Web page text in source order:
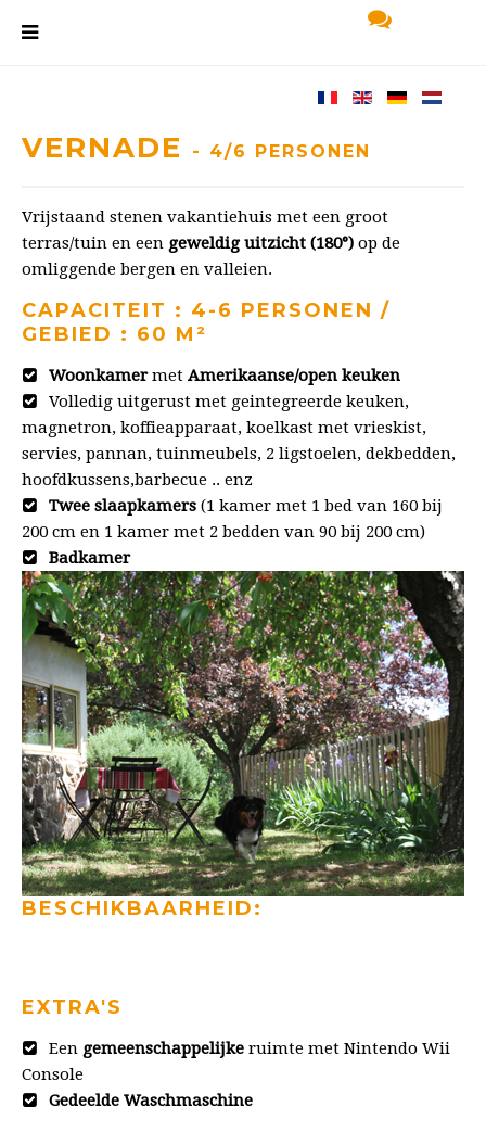
VERNADE - 4/6 PERSONEN
Vrijstaand stenen vakantiehuis met een groot
terras/tuin en een geweldig uitzicht (180°) op de
omliggende bergen en valleien.
CAPACITEIT : 4-6 PERSONEN /
GEBIED : 60 M²
Woonkamermet Amerikaanse/open keuken
Volledig uitgerust met geintegreerde keuken,
magnetron, koffieapparaat, koelkast met vrieskist,
servies, pannan, tuinmeubels, 2 ligstoelen, dekbedden,
hoofdkussens,barbecue .. enz
Twee slaapkamers (1 kamer met 1 bed van 160 bij
200 cm en 1 kamer met 2 bedden van 90 bij 200 cm)
Badkamer
BESCHIKBAARHEID:
EXTRA'S
Een gemeenschappelijke ruimte met Nintendo Wii
Console
Gedeelde Waschmaschine